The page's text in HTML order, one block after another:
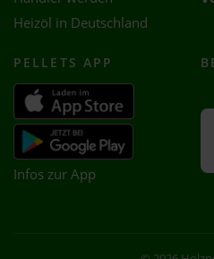
Heizöl in Deutschland
PELLETS APP
Infos zur App